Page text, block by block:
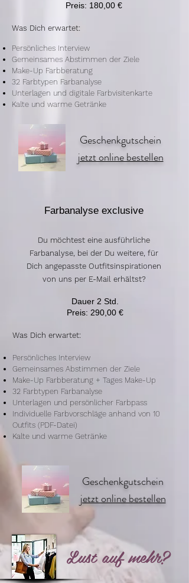
Preis: 180,00 €
Was Dich erwartet:
Persönliches Interview
Gemeinsames Abstimmen der Ziele
Make-Up Farbberatung
32 Farbtypen Farbanalyse
Unterlagen und digitale Farbvisitenkarte
Kalte und warme Getränke​
Geschenkgutschein
jetzt online bestellen
Farbanalyse exclusive
Du möchtest eine ausführliche
Farbanalyse, bei der Du weitere, für
Dich angepasste Outfitsinspirationen
von uns per E-Mail erhältst?
Dauer 2 Std.
Preis: 290,00 €
Was Dich erwartet:
Persönliches Interview
Gemeinsames Abstimmen der Ziele
Make-Up Farbberatung + Tages Make-Up
32 Farbtypen Farbanalyse
Unterlagen und persönlicher Farbpass
Individuelle Farbvorschläge anhand von 10
Outfits (PDF-Datei)
Kalte und warme Getränke​
Geschenkgutschein
jetzt online bestellen
Lust auf mehr?